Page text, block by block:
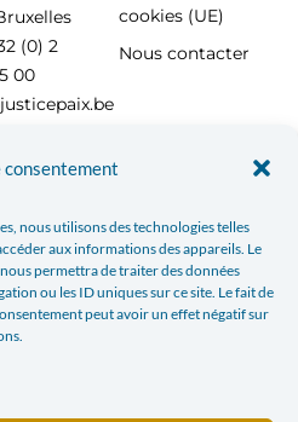
consentement
nous utilisons des technologies telles
aux informations des appareils. Le
permettra de traiter des données
ou les ID uniques sur ce site. Le fait de
peut avoir un effet négatif sur
(0) 2
00
cookies (UE)
Nous contacter